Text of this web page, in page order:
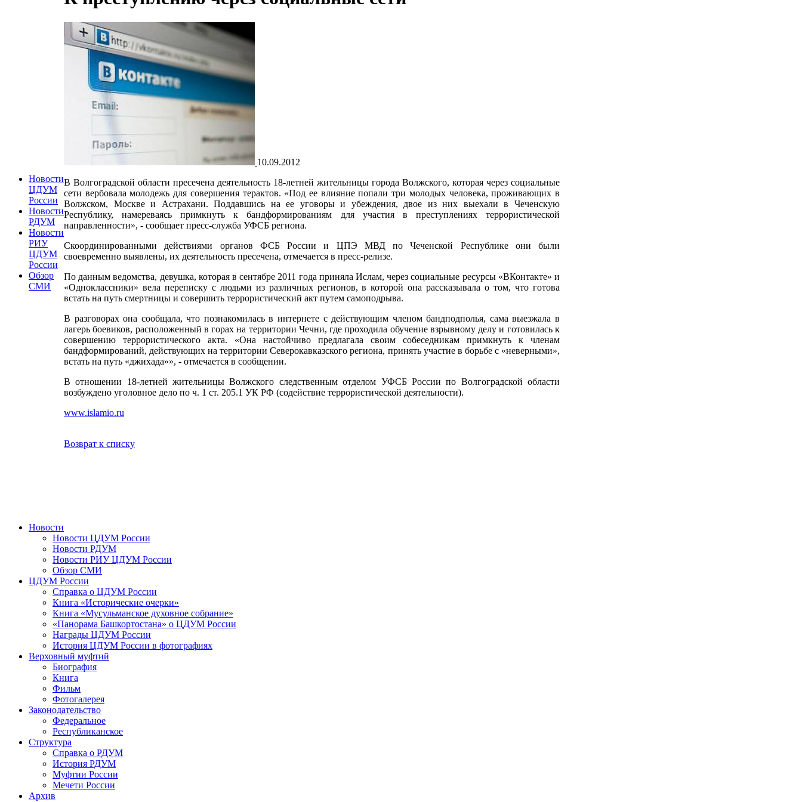
Новости
ЦДУМ
России
Новости
РДУМ
Новости
РИУ
ЦДУМ
России
Обзор
СМИ
10.09.2012
В Волгоградской области пресечена деятельность 18-летней жительницы города Волжского, которая через социальные
сети вербовала молодежь для совершения терактов. «Под ее влияние попали три молодых человека, проживающих в
Волжском, Москве и Астрахани. Поддавшись на ее уговоры и убеждения, двое из них выехали в Чеченскую
Республику, намереваясь примкнуть к бандформированиям для участия в преступлениях террористической
направленности», - сообщает пресс-служба УФСБ региона.
Скоординированными действиями органов ФСБ России и ЦПЭ МВД по Чеченской Республике они были
своевременно выявлены, их деятельность пресечена, отмечается в пресс-релизе.
По данным ведомства, девушка, которая в сентябре 2011 года приняла Ислам, через социальные ресурсы «ВКонтакте» и
«Одноклассники» вела переписку с людьми из различных регионов, в которой она рассказывала о том, что готова
встать на путь смертницы и совершить террористический акт путем самоподрыва.
В разговорах она сообщала, что познакомилась в интернете с действующим членом бандподполья, сама выезжала в
лагерь боевиков, расположенный в горах на территории Чечни, где проходила обучение взрывному делу и готовилась к
совершению террористического акта. «Она настойчиво предлагала своим собеседникам примкнуть к членам
бандформирований, действующих на территории Северокавказского региона, принять участие в борьбе с «неверными»,
встать на путь «джихада»», - отмечается в сообщении.
В отношении 18-летней жительницы Волжского следственным отделом УФСБ России по Волгоградской области
возбуждено уголовное дело по ч. 1 ст. 205.1 УК РФ (содействие террористической деятельности).
www.islamio.ru
Возврат к списку
Новости
Новости ЦДУМ России
Новости РДУМ
Новости РИУ ЦДУМ России
Обзор СМИ
ЦДУМ России
Справка о ЦДУМ России
Книга «Исторические очерки»
Книга «Мусульманское духовное собрание»
«Панорама Башкортостана» о ЦДУМ России
Награды ЦДУМ России
История ЦДУМ России в фотографиях
Верховный муфтий
Биография
Книга
Фильм
Фотогалерея
Законодательство
Федеральное
Республиканское
Структура
Справка о РДУМ
История РДУМ
Муфтии России
Мечети России
Архив